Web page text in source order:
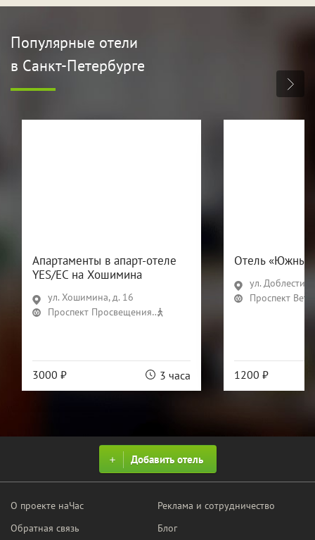
Популярные отели
в Санкт-Петербурге
Апартаменты в апарт-отеле
YES/ЕС на Хошимина
ул. Хошимина, д. 16
Проспект Просвещения
3000 ₽ 3 часа
Отель «Южный
ул. Доблести,
Проспект
1200 ₽
Добавить отель
О проекте наЧас
Обратная связь
Реклама и сотрудничество
Блог